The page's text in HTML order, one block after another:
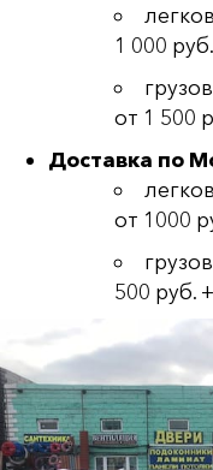
1 000 руб.
от 1 500
Доставка по
от 1000
500 руб.